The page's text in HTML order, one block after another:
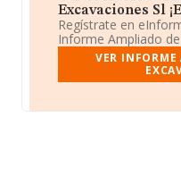
Excavaciones Sl
Regístrate en
Informe Ampliado
VER